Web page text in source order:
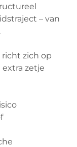
– van
zich op
zetje